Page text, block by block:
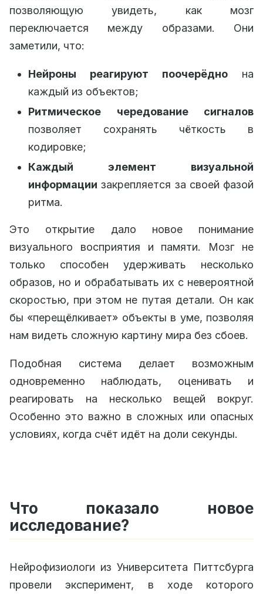
позволяющую увидеть, как мозг
переключается между образами. Они
заметили, что:
Нейроны реагируют поочерёдно на
каждый из объектов;
Ритмическое чередование сигналов
позволяет сохранять чёткость в
кодировке;
Каждый элемент визуальной
информации закрепляется за своей фазой
ритма.
Это открытие дало новое понимание
визуального восприятия и памяти. Мозг не
только способен удерживать несколько
образов, но и обрабатывать их с невероятной
скоростью, при этом не путая детали. Он как
бы «перещёлкивает» объекты в уме, позволяя
нам видеть сложную картину мира без сбоев.
Подобная система делает возможным
одновременно наблюдать, оценивать и
реагировать на несколько вещей вокруг.
Особенно это важно в сложных или опасных
условиях, когда счёт идёт на доли секунды.
Что показало новое
исследование?
Нейрофизиологи из Университета Питтсбурга
провели эксперимент, в ходе которого